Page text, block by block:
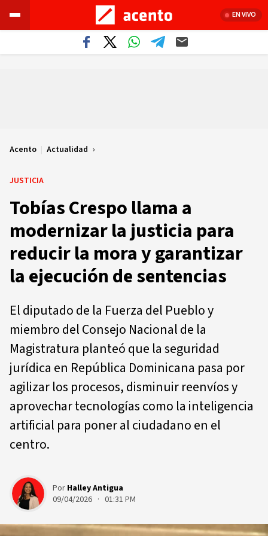
EN VIVO
Acento | Actualidad
JUSTICIA
Tobías Crespo llama a
modernizar la justicia para
reducir la mora y garantizar
la ejecución de sentencias
El diputado de la Fuerza del Pueblo y
miembro del Consejo Nacional de la
Magistratura planteó que la seguridad
jurídica en República Dominicana pasa por
agilizar los procesos, disminuir reenvíos y
aprovechar tecnologías como la inteligencia
artificial para poner al ciudadano en el
centro.
Por Halley Antigua
09/04/2026 · 01:31 PM